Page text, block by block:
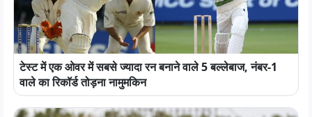
टेस्ट में एक ओवर में सबसे ज्यादा रन बनाने वाले 5 बल्लेबाज, नंबर-1
वाले का रिकॉर्ड तोड़ना नामुमकिन